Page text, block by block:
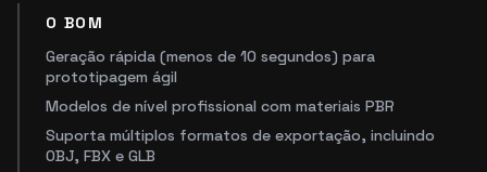
O BOM
Geração rápida (menos de 10 segundos) para
prototipagem ágil
Modelos de nível profissional com materiais PBR
Suporta múltiplos formatos de exportação, incluindo
OBJ, FBX e GLB